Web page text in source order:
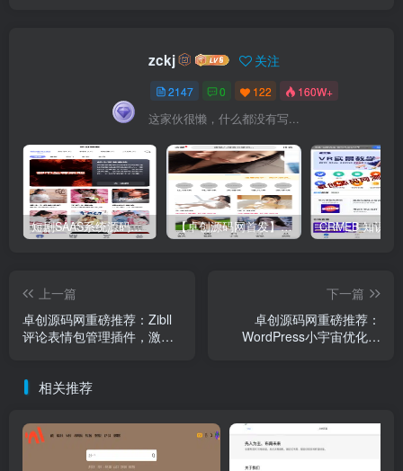
zckj 关注
2147 0 122 160W+
这家伙很懒，什么都没有写...
短剧SAAS系统源码｜多端分销+云存储+多租户架构 【卓创源码网首发】全开源视频打赏系统源码｜双模板+代理分站+易支付对接｜API全面修复｜站长盈利利器！​
上一篇
卓创源码网重磅推荐：Zibll
评论表情包管理插件，激活
下一篇
卓创源码网重磅推荐：
WordPress小宇宙优化插
相关推荐